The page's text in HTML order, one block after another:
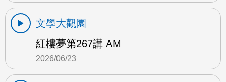
文學大觀園
紅樓夢第267講 AM
2026/06/23